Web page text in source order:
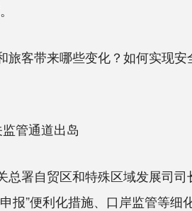
客带来哪些变化？如何实现安
管通道出岛
自贸区和特殊区域发展司司
报”便利化措施、口岸监管等细